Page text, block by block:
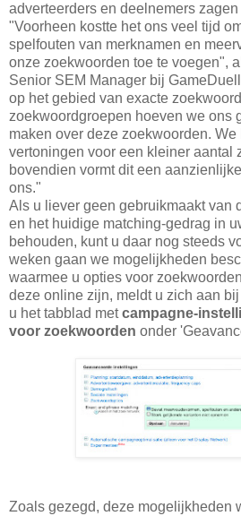
adverteerders en deelnemers
"Voorheen kostte het ons veel tijd
spelfouten van merknamen en
onze zoekwoorden toe te voegen",
Senior SEM Manager bij
op het gebied van exacte
zoekwoordgroepen hoeven we ons
maken over deze zoekwoorden.
vertoningen voor een kleiner aantal
bovendien vormt dit een
ons."
Als u liever geen gebruikmaakt van
en het huidige matching-gedrag in
behouden, kunt u daar nog steeds
weken gaan we mogelijkheden
waarmee u opties voor
deze online zijn, meldt u zich aan
u het tabblad metcampagne-
voor zoekwoorden onder
Zoals gezegd, deze mogelijkheden